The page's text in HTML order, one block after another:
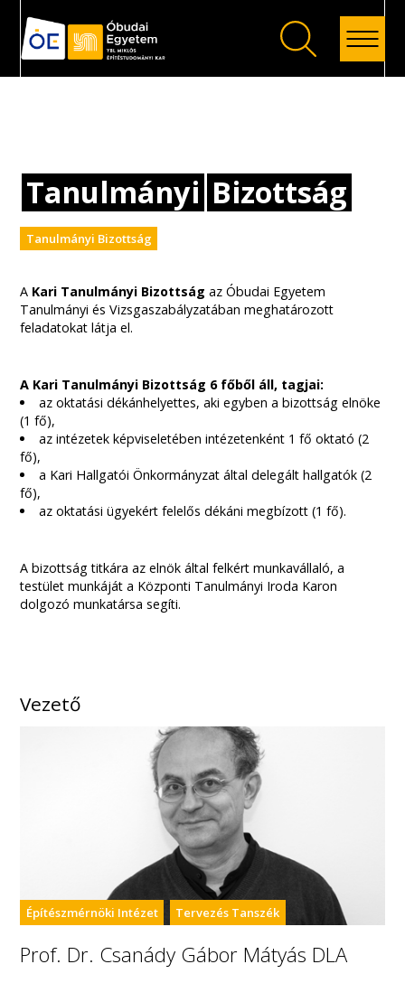
Vissza
Tanulmányi Bizottság
Tanulmányi Bizottság
A Kari Tanulmányi Bizottságaz Óbudai Egyetem
Tanulmányi és Vizsgaszabályzatában meghatározott
feladatokat látja el.
A Kari Tanulmányi Bizottság 6 főből áll, tagjai:
az oktatási dékánhelyettes, aki egyben a bizottság elnöke
(1 fő),
az intézetek képviseletében intézetenként 1 fő oktató (2
fő),
a Kari Hallgatói Önkormányzat által delegált hallgatók (2
fő),
az oktatási ügyekért felelős dékáni megbízott (1 fő).
A bizottság titkára az elnök által felkért munkavállaló, a
testület munkáját a Központi Tanulmányi Iroda Karon
dolgozó munkatársa segíti.
Vezető
Építészmérnöki Intézet Tervezés Tanszék
Prof. Dr. Csanády Gábor Mátyás DLA